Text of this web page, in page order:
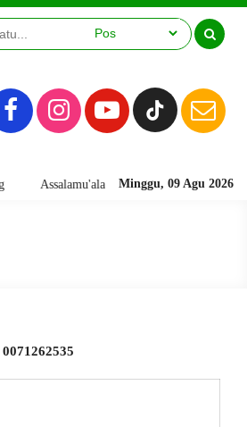
Minggu, 09 Agu 2026
Assalamu'alaikum warahmatullahi
0071262535